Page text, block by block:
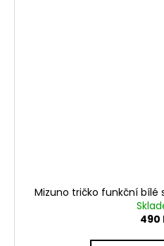
Mizuno tričko funkční
490